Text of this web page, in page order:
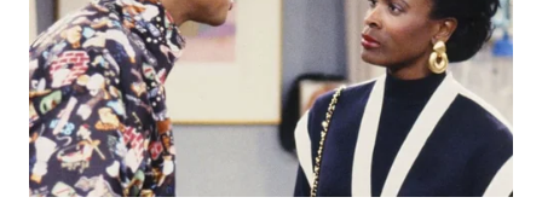
Wahana
Network
KONSUMEN
LISTRIK